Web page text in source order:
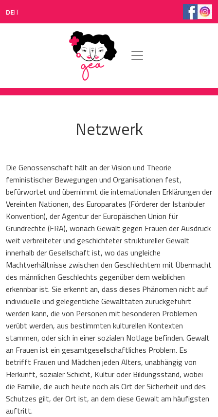
DEIT
Netzwerk
Die Genossenschaft hält an der Vision und Theorie
feministischer Bewegungen und Organisationen fest,
befürwortet und übernimmt die internationalen Erklärungen der
Vereinten Nationen, des Europarates (Förderer der Istanbuler
Konvention), der Agentur der Europäischen Union für
Grundrechte (FRA), wonach Gewalt gegen Frauen der Ausdruck
weit verbreiteter und geschichteter struktureller Gewalt
innerhalb der Gesellschaft ist, wo das ungleiche
Machtverhältnisse zwischen den Geschlechtern mit Übermacht
des männlichen Geschlechts gegenüber dem weiblichen
erkennbar ist. Sie erkennt an, dass dieses Phänomen nicht auf
individuelle und gelegentliche Gewalttaten zurückgeführt
werden kann, die von Personen mit besonderen Problemen
verübt werden, aus bestimmten kulturellen Kontexten
stammen, oder sich in einer sozialen Notlage befinden. Gewalt
an Frauen ist ein gesamtgesellschaftliches Problem. Es
betrifft Frauen und Mädchen jeden Alters, unabhängig von
Herkunft, sozialer Schicht, Kultur oder Bildungsstand, wobei
die Familie, die auch heute noch als Ort der Sicherheit und des
Schutzes gilt, der Ort ist, an dem diese Gewalt am häufigsten
auftritt.